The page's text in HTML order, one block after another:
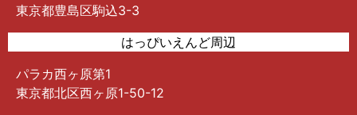
東京都豊島区駒込3-3
はっぴいえんど周辺
パラカ西ヶ原第1
東京都北区西ヶ原1-50-12